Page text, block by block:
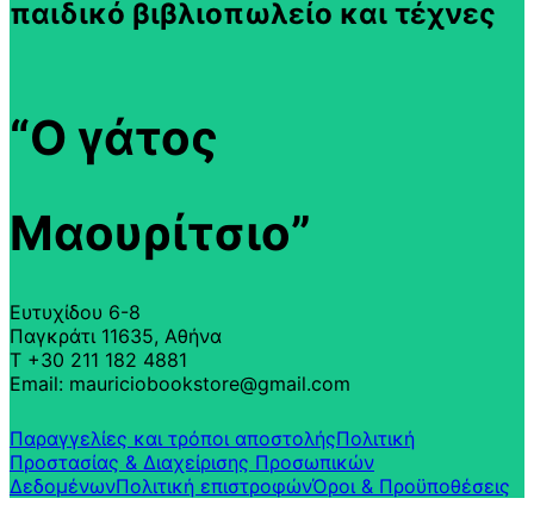
παιδικό βιβλιοπωλείο και τέχνες
“Ο γάτος
Μαουρίτσιο”
Ευτυχίδου 6-8
Παγκράτι 11635, Αθήνα
T +30 211 182 4881
Email: mauriciobookstore@gmail.com
Παραγγελίες και τρόποι αποστολήςΠολιτική
Προστασίας & Διαχείρισης Προσωπικών
ΔεδομένωνΠολιτική επιστροφών​Όροι & Προϋποθέσεις​